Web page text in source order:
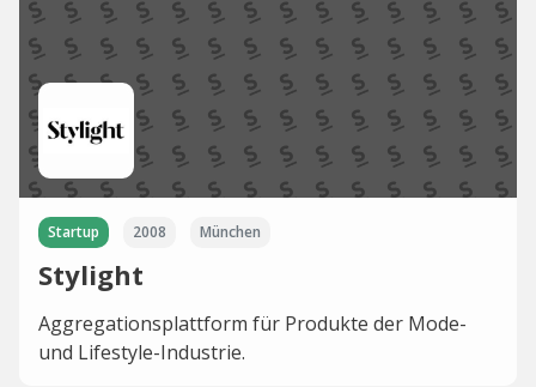
Startup 2008 München
Stylight
Aggregationsplattform für Produkte der Mode-
und Lifestyle-Industrie.